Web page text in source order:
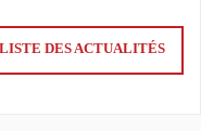
DES ACTUALITÉS